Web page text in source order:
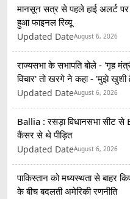
मानसून सत्र से पहले हाई अलर्ट पर
हुआ फाइनल रिव्यू
Updated DateAugust 6, 2026
राज्यसभा के सभापति बोले - 'गृह
विचार' तो खरगे ने कहा - 'मुझे खुशी
Updated DateAugust 6, 2026
Ballia : रसड़ा विधानसभा सीट से
कैंसर से थे पीड़ित
Updated DateAugust 6, 2026
पाकिस्तान को मध्यस्थता से बाहर
के बीच बदलती अमेरिकी रणनीति